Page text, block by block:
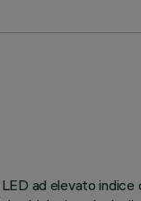
ad elevato